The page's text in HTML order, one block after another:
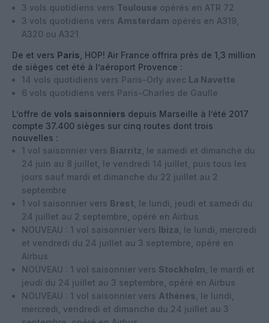
3 vols quotidiens vers Toulouse opérés en ATR 72
3 vols quotidiens vers Amsterdam opérés en A319,
A320 ou A321
De et vers Paris , HOP! Air France offrira près de 1,3 million
de sièges cet été à l’aéroport Provence :
14 vols quotidiens vers Paris-Orly avec La Navette
6 vols quotidiens vers Paris-Charles de Gaulle
L’offre de vols saisonniers depuis Marseille à l’été 2017
compte 37.400 sièges sur cinq routes dont trois
nouvelles :
1 vol saisonnier vers Biarritz , le samedi et dimanche du
24 juin au 8 juillet, le vendredi 14 juillet, puis tous les
jours sauf mardi et dimanche du 22 juillet au 2
septembre
1 vol saisonnier vers Brest , le lundi, jeudi et samedi du
24 juillet au 2 septembre, opéré en Airbus
NOUVEAU : 1 vol saisonnier vers Ibiza , le lundi, mercredi
et vendredi du 24 juillet au 3 septembre, opéré en
Airbus
NOUVEAU : 1 vol saisonnier vers Stockholm , le mardi et
jeudi du 24 juillet au 3 septembre, opéré en Airbus
NOUVEAU : 1 vol saisonnier vers Athènes , le lundi,
mercredi, vendredi et dimanche du 24 juillet au 3